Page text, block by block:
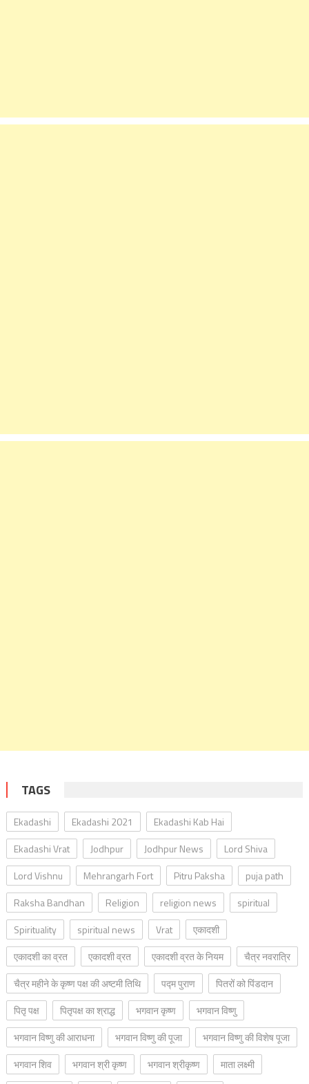
TAGS
Ekadashi Ekadashi 2021
Ekadashi Kab Hai
Ekadashi Vrat
Jodhpur Jodhpur News
Lord Shiva
Lord Vishnu
Mehrangarh Fort Pitru Paksha
puja path
Raksha Bandhan
Religion religion news
spiritual
Spirituality
spiritual news Vrat
एकादशी
एकादशी का व्रत
एकादशी व्रत एकादशी व्रत के नियम
चैत्र नवरात्रि
चैत्र महीने के कृष्ण पक्ष की अष्टमी तिथि
पद्म पुराण
पितरों को पिंडदान
पितृ पक्ष
पितृपक्ष का श्राद्ध भगवान कृष्ण
भगवान विष्णु
भगवान विष्णु की आराधना
भगवान विष्णु की पूजा
भगवान विष्णु की विशेष पूजा
भगवान शिव
भगवान श्री कृष्ण भगवान श्रीकृष्ण माता लक्ष्मी